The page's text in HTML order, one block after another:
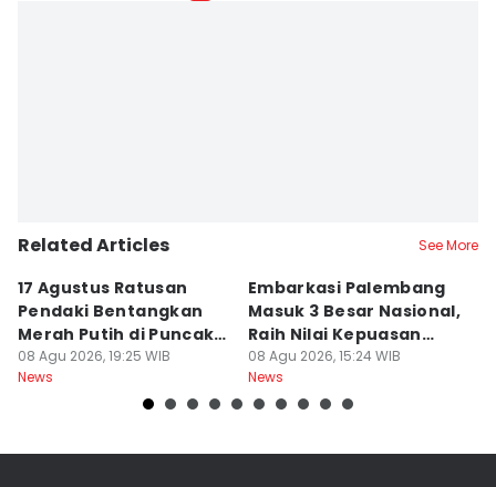
Related Articles See More
17 Agustus Ratusan
Pendaki Bentangkan
Merah Putih di Puncak
Dempo
08 Agu 2026, 19:25 WIB
News
Embarkasi Palembang
Masuk 3 Besar Nasional,
Raih Nilai Kepuasan
86,65
08 Agu 2026, 15:24 WIB
News